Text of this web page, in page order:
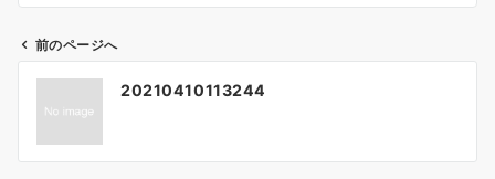
ビ
前のページへ
20210410113244